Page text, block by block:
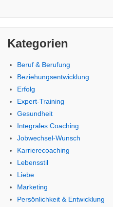
Kategorien
Beruf & Berufung
Beziehungsentwicklung
Erfolg
Expert-Training
Gesundheit
Integrales Coaching
Jobwechsel-Wunsch
Karrierecoaching
Lebensstil
Liebe
Marketing
Persönlichkeit & Entwicklung